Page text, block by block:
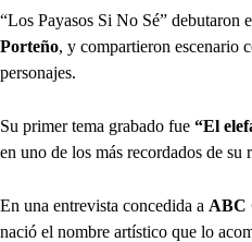
“Los Payasos Si No Sé” debutaron
Porteño, y compartieron escenario
personajes.
Su primer tema grabado fue “El
en uno de los más recordados de su
En una entrevista concedida a ABC
nació el nombre artístico que lo